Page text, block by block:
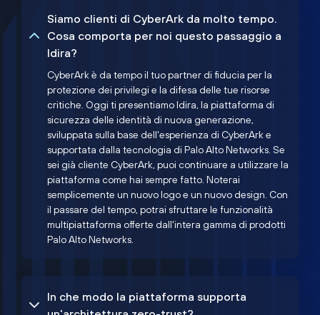
Siamo clienti di CyberArk da molto tempo.
Cosa comporta per noi questo passaggio a
Idira?
CyberArk è da tempo il tuo partner di fiducia per la
protezione dei privilegi e la difesa delle tue risorse
critiche. Oggi ti presentiamo Idira, la piattaforma di
sicurezza delle identità di nuova generazione,
sviluppata sulla base dell'esperienza di CyberArk e
supportata dalla tecnologia di Palo Alto Networks. Se
sei già cliente CyberArk, puoi continuare a utilizzare la
piattaforma come hai sempre fatto. Noterai
semplicemente un nuovo logo e un nuovo design. Con
il passare del tempo, potrai sfruttare le funzionalità
multipiattaforma offerte dall'intera gamma di prodotti
Palo Alto Networks.
In che modo la piattaforma supporta